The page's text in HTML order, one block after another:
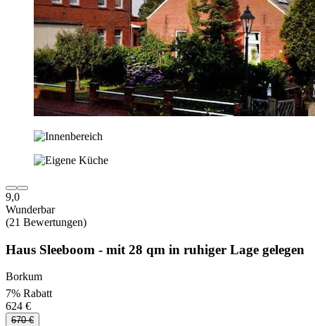
9,0
Wunderbar
(21 Bewertungen)
Haus Sleeboom - mit 28 qm in ruhiger Lage gelegen
Borkum
7% Rabatt
624 €
670 €